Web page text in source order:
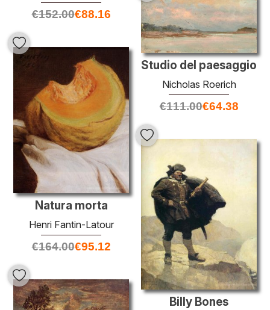
€152.00€88.16
Studio del paesaggio
Nicholas Roerich
€111.00€64.38
Natura morta
Henri Fantin-Latour
€164.00€95.12
Billy Bones